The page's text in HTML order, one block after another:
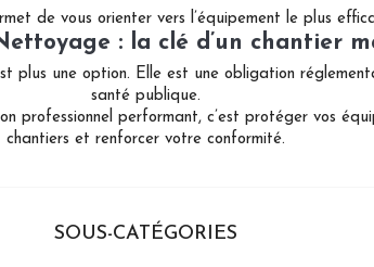
de vous orienter vers l’équipement le plus
: la clé d’un chantier
plus une option. Elle est une obligation
santé publique.
professionnel performant, c’est protéger vos
chantiers et renforcer votre conformité.
SOUS-CATÉGORIES